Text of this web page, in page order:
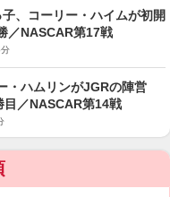
、コーリー・ハイムが初開
／NASCAR第17戦
・ハムリンがJGRの陣営
目／NASCAR第14戦